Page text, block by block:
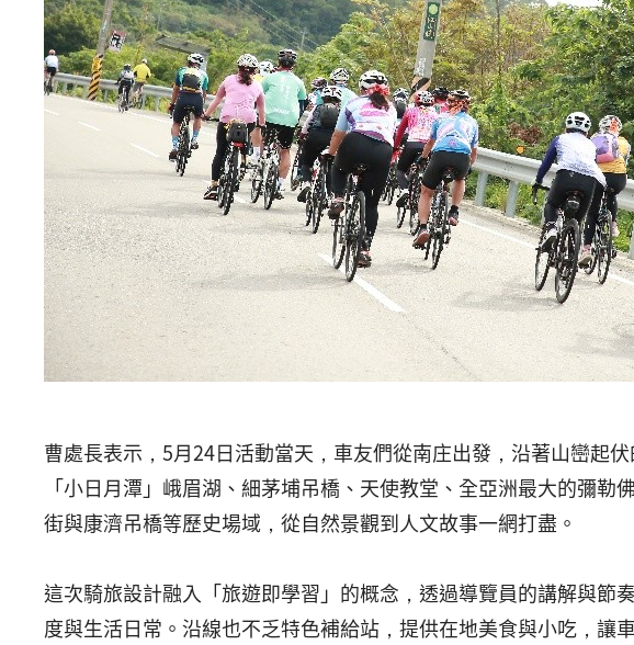
曹處長表示，5月24日活動當天，車友們從南庄出發，沿著山巒起
「小日月潭」峨眉湖、細茅埔吊橋、天使教堂、全亞洲最大的彌
街與康濟吊橋等歷史場域，從自然景觀到人文故事一網打盡。
這次騎旅設計融入「旅遊即學習」的概念，透過導覽員的講解與節
度與生活日常。沿線也不乏特色補給站，提供在地美食與小吃，讓